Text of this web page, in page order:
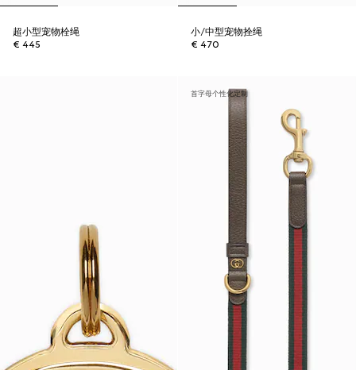
超小型宠物栓绳
€ 445
小/中型宠物拴绳
€ 470
首字母个性化定制